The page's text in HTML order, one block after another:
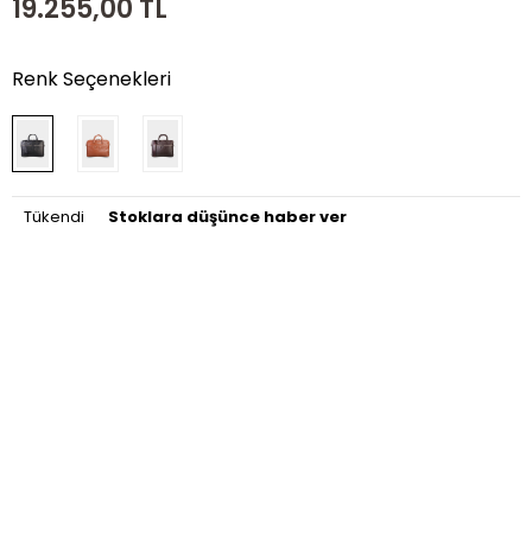
19.255,00 TL
Renk Seçenekleri
Tükendi Stoklara düşünce haber ver